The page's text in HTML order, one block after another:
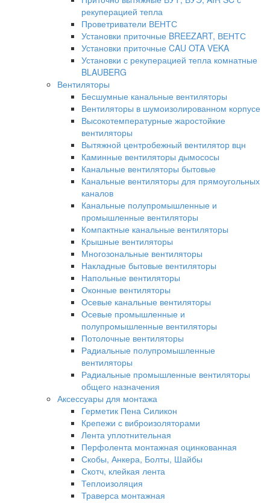
рекуперацией тепла
Проветриватели ВЕНТС
Установки приточные BREEZART, ВЕНТС
Установки приточные CAU OTA VEKA
Установки с рекуперацией тепла комнатные
BLAUBERG
Вентиляторы
Бесшумные канальные вентиляторы
Вентиляторы в шумоизолированном корпусе
Высокотемпературные жаростойкие
вентиляторы
Вытяжной центробежный вентилятор вцн
Каминные вентиляторы дымососы
Канальные вентиляторы бытовые
Канальные вентиляторы для прямоугольных
каналов
Канальные полупромышленные и
промышленные вентиляторы
Компактные канальные вентиляторы
Крышные вентиляторы
Многозональные вентиляторы
Накладные бытовые вентиляторы
Напольные вентиляторы
Оконные вентиляторы
Осевые канальные вентиляторы
Осевые промышленные и
полупромышленные вентиляторы
Потолочные вентиляторы
Радиальные полупромышленные
вентиляторы
Радиальные промышленные вентиляторы
общего назначения
Аксессуары для монтажа
Герметик Пена Силикон
Крепежи с виброизоляторами
Лента уплотнительная
Перфолента монтажная оцинкованная
Скобы, Анкера, Болты, Шайбы
Скотч, клейкая лента
Теплоизоляция
Траверса монтажная